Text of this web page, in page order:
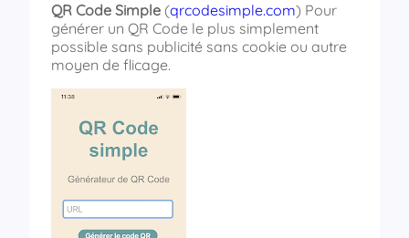
QR Code Simple (qrcodesimple.com) Pour
générer un QR Code le plus simplement
possible sans publicité sans cookie ou autre
moyen de flicage.